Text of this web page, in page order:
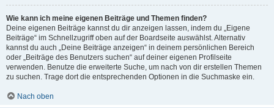
Wie kann ich meine eigenen Beiträge und Themen finden?
Deine eigenen Beiträge kannst du dir anzeigen lassen, indem du „Eigene
Beiträge“ im Schnellzugriff oben auf der Boardseite auswählst. Alternativ
kannst du auch „Deine Beiträge anzeigen“ in deinem persönlichen Bereich
oder „Beiträge des Benutzers suchen“ auf deiner eigenen Profilseite
verwenden. Benutze die erweiterte Suche, um nach von dir erstellen Themen
zu suchen. Trage dort die entsprechenden Optionen in die Suchmaske ein.
Nach oben